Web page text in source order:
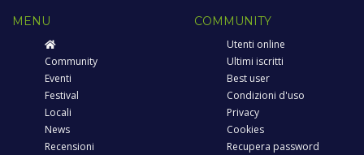
MENU
Community
Eventi
Festival
Locali
News
Recensioni
COMMUNITY
Utenti online
Ultimi iscritti
Best user
Condizioni d'uso
Privacy
Cookies
Recupera password